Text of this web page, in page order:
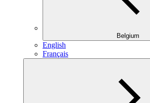
Belgium
English
Français